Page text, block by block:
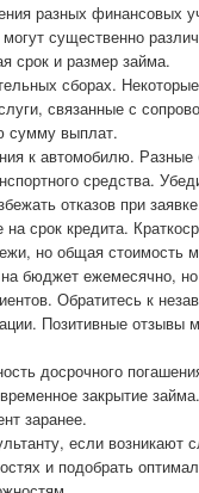
разных финансовых
могут существенно
срок и размер займа.
сборах.
связанные с
сумму выплат.
к автомобилю. Разные
средства.
отказов при
срок кредита.
но общая стоимость
бюджет ежемесячно,
Обратитесь к
Позитивные отзывы
досрочного
закрытие
заранее.
если
и подобрать